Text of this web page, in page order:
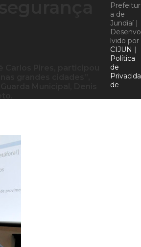
Prefeitur
a de
Jundiaí |
Desenvo
lvido por
CIJUN |
Política
de
Privacida
de